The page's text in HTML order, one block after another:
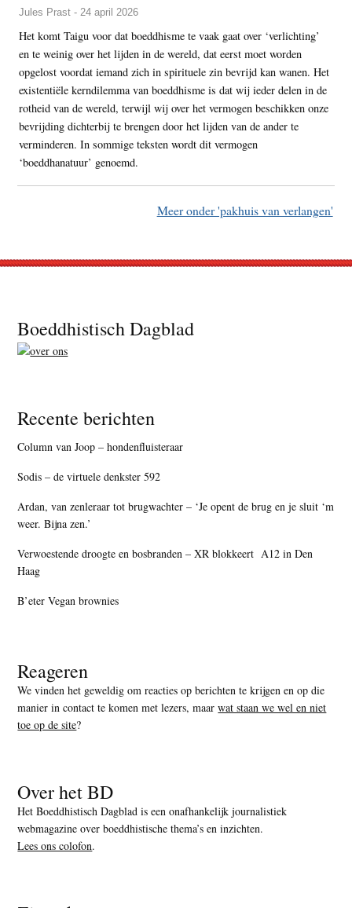
Jules Prast - 24 april 2026
Het komt Taigu voor dat boeddhisme te vaak gaat over ‘verlichting’
en te weinig over het lijden in de wereld, dat eerst moet worden
opgelost voordat iemand zich in spirituele zin bevrijd kan wanen. Het
existentiële kerndilemma van boeddhisme is dat wij ieder delen in de
rotheid van de wereld, terwijl wij over het vermogen beschikken onze
bevrijding dichterbij te brengen door het lijden van de ander te
verminderen. In sommige teksten wordt dit vermogen
‘boeddhanatuur’ genoemd.
Meer onder 'pakhuis van verlangen'
Footer
Boeddhistisch Dagblad
Recente berichten
Column van Joop – hondenfluisteraar
Sodis – de virtuele denkster 592
Ardan, van zenleraar tot brugwachter – ‘Je opent de brug en je sluit ‘m
weer. Bijna zen.’
Verwoestende droogte en bosbranden – XR blokkeert A12 in Den
Haag
B’eter Vegan brownies
Reageren
We vinden het geweldig om reacties op berichten te krijgen en op die
manier in contact te komen met lezers, maarwat staan we wel en niet
toe op de site?
Over het BD
Het Boeddhistisch Dagblad is een onafhankelijk journalistiek
webmagazine over boeddhistische thema’s en inzichten.
Lees ons colofon.